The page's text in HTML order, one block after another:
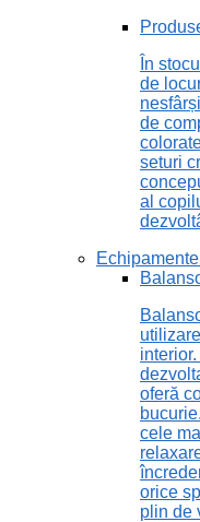
În
de
de
seturi
al
oferă
cele
orice
plin de